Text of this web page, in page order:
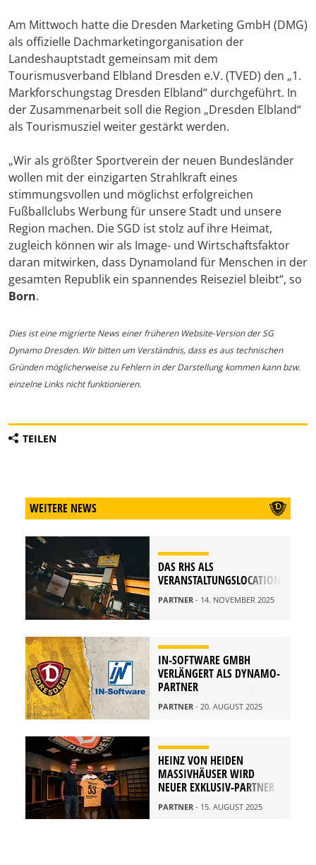
Am Mittwoch hatte die Dresden Marketing GmbH (DMG)
als offizielle Dachmarketingorganisation der
Landeshauptstadt gemeinsam mit dem
Tourismusverband Elbland Dresden e.V. (TVED) den „1.
Markforschungstag Dresden Elbland“ durchgeführt. In
der Zusammenarbeit soll die Region „Dresden Elbland“
als Tourismusziel weiter gestärkt werden.
„Wir als größter Sportverein der neuen Bundesländer
wollen mit der einzigarten Strahlkraft eines
stimmungsvollen und möglichst erfolgreichen
Fußballclubs Werbung für unsere Stadt und unsere
Region machen. Die SGD ist stolz auf ihre Heimat,
zugleich können wir als Image- und Wirtschaftsfaktor
daran mitwirken, dass Dynamoland für Menschen in der
gesamten Republik ein spannendes Reiseziel bleibt“, so
Born.
Dies ist eine migrierte News einer früheren Website-Version der SG
Dynamo Dresden. Wir bitten um Verständnis, dass es aus technischen
Gründen möglicherweise zu Fehlern in der Darstellung kommen kann bzw.
einzelne Links nicht funktionieren.
TEILEN
WEITERE NEWS
DAS RHS ALS
VERANSTALTUNGSLOCATION
PARTNER - 14. NOVEMBER 2025
IN-SOFTWARE GMBH
VERLÄNGERT ALS DYNAMO-
PARTNER
PARTNER - 20. AUGUST 2025
HEINZ VON HEIDEN
MASSIVHÄUSER WIRD
NEUER EXKLUSIV-PARTNER
PARTNER - 15. AUGUST 2025